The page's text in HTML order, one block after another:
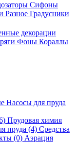
Сифоны
Разное Градусники
декорации
Фоны Кораллы
Насосы для пруда
Прудовая химия
пруда (4) Средства
(0) Аэрация